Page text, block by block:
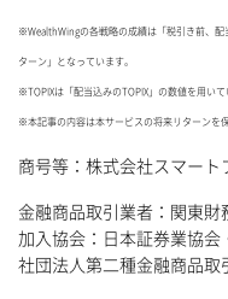
※WealthWingの各戦略の成績は「税引き前、配
ターン」となっています。
※TOPIXは「配当込みのTOPIX」の数値を用いて
※本記事の内容は本サービスの将来リターンを
商号等：株式会社スマート
金融商品取引業者：関東財
加入協会：日本証券業協会
社団法人第二種金融商品取